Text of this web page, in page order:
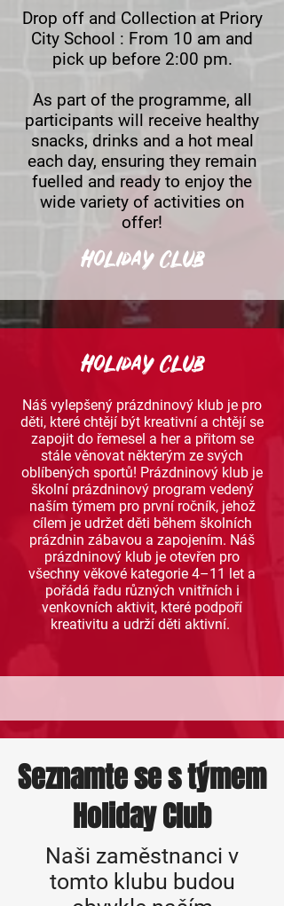
Drop off and Collection at Priory
City School : From 10 am and
pick up before 2:00 pm.
As part of the programme, all
participants will receive healthy
snacks, drinks and a hot meal
each day, ensuring they remain
fuelled and ready to enjoy the
wide variety of activities on
offer!
Holiday Club
Holiday Club
Náš vylepšený prázdninový klub je pro
děti, které chtějí být kreativní a chtějí se
zapojit do řemesel a her a přitom se
stále věnovat některým ze svých
oblíbených sportů! Prázdninový klub je
školní prázdninový program vedený
naším týmem pro první ročník, jehož
cílem je udržet děti během školních
prázdnin zábavou a zapojením. Náš
prázdninový klub je otevřen pro
všechny věkové kategorie 4–11 let a
pořádá řadu různých vnitřních i
venkovních aktivit, které podpoří
kreativitu a udrží děti aktivní.
Seznamte se s týmem
Holiday Club
Naši zaměstnanci v
tomto klubu budou